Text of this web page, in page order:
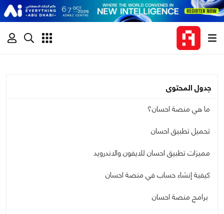
جدول المحتوى
ما هي منصة احسان؟
تحميل تطبيق احسان
مميزات تطبيق احسان للايفون والاندرويد
كيفية إنشاء حساب في منصة احسان
برامج منصة احسان